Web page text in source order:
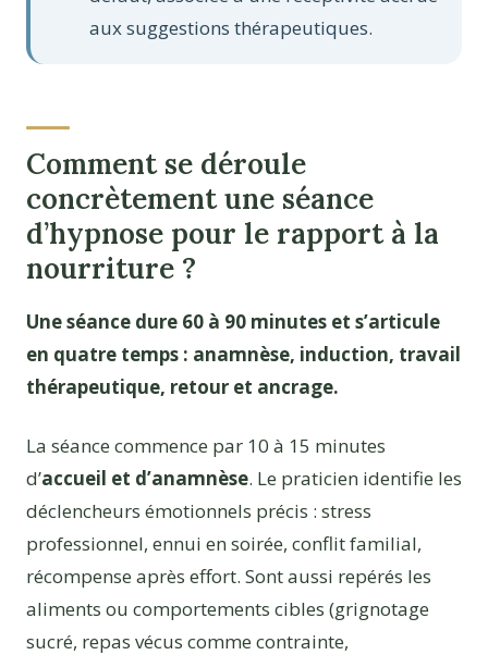
aux suggestions thérapeutiques.
Comment se déroule
concrètement une séance
d’hypnose pour le rapport à la
nourriture ?
Une séance dure 60 à 90 minutes et s’articule
en quatre temps : anamnèse, induction, travail
thérapeutique, retour et ancrage.
La séance commence par 10 à 15 minutes
d’accueil et d’anamnèse. Le praticien identifie les
déclencheurs émotionnels précis : stress
professionnel, ennui en soirée, conflit familial,
récompense après effort. Sont aussi repérés les
aliments ou comportements cibles (grignotage
sucré, repas vécus comme contrainte,